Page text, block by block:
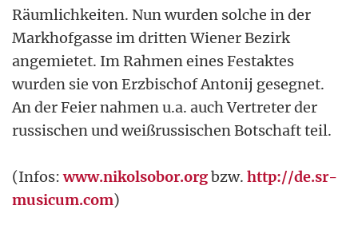
Räumlichkeiten. Nun wurden solche in der
Markhofgasse im dritten Wiener Bezirk
angemietet. Im Rahmen eines Festaktes
wurden sie von Erzbischof Antonij gesegnet.
An der Feier nahmen u.a. auch Vertreter der
russischen und weißrussischen Botschaft teil.
(Infos:www.nikolsobor.orgbzw. http://de.sr-
musicum.com)